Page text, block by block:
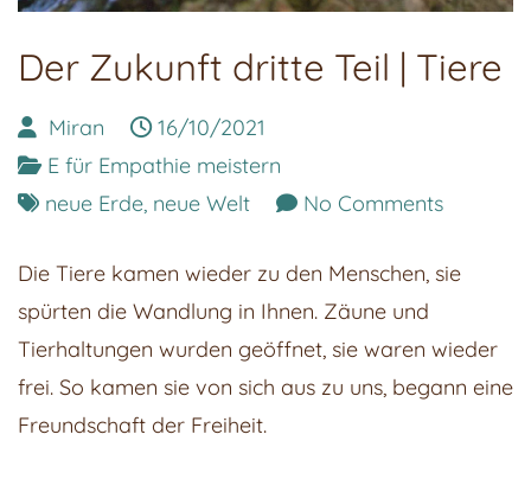
Der Zukunft dritte Teil | Tiere
Miran
16/10/2021
E für Empathie meistern
neue Erde, neue Welt No Commentson
Zukunft
Teil
|
Die Tiere kamen wieder zu den Menschen, sie
spürten die Wandlung in Ihnen. Zäune und
Tierhaltungen wurden geöffnet, sie waren wieder
frei. So kamen sie von sich aus zu uns, begann eine
Freundschaft der Freiheit.